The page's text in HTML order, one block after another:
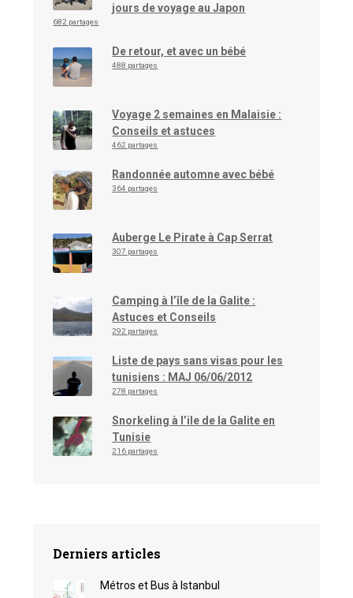
jours de voyage au Japon
682 partages
De retour, et avec un bébé
488 partages
Voyage 2 semaines en Malaisie :
Conseils et astuces
462 partages
Randonnée automne avec bébé
364 partages
Auberge Le Pirate à Cap Serrat
307 partages
Camping à l’île de la Galite :
Astuces et Conseils
292 partages
Liste de pays sans visas pour les
tunisiens : MAJ 06/06/2012
278 partages
Snorkeling à l’ile de la Galite en
Tunisie
216 partages
Derniers articles
Métros et Bus à Istanbul